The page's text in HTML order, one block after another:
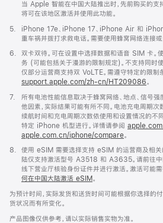
当 Apple 智能在中国大陆推出时，先前购买的
将可在该地区激活并使用此功能。
脚
5.
iPhone 17e、iPhone 17、iPhone Air 和
重车祸并拨打求救电话。需要使用蜂窝网络连接或
脚
6.
双卡双待。可在设置中选择数据和语音 SIM 卡。
务 (可能包括关于漫游的限制规定)。不支持同时
仅部分运营商支持双 VoLTE。需遵守特定的限制
support.apple.com/zh-cn/HT209086。
脚
7.
所有电池性能信息取决于蜂窝网络、地点、信号强
他因素，实际结果可能有所不同。电池充电周期次
续航时间和充电周期次数依使用和设置情况的不
特定 iPhone 机型进行。详情请参阅
apple.com.cn/iphone/compare。
脚
8.
使用 eSIM 需要选择支持 eSIM 的运营商及相关
陆仅支持激活型号 A3518 和 A3635。请前往中
线下营业厅核验身份证件并进行激活。激活可能
何在中国大陆激活 eSIM。
为预计时间，实际发货和送货时间可能根据你选择的
货状况而有所变化。
产品图像仅供参考，请以实际销售实物为准。